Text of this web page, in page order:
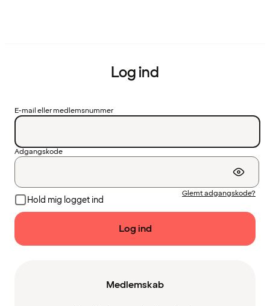
Log ind
E-mail eller medlemsnummer
Adgangskode
Hold mig logget ind
Glemt adgangskode?
Log ind
Medlemskab